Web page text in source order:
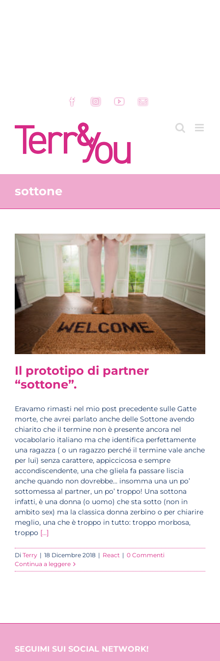
FacebookInstagramYouTubeEmail
sottone
Il prototipo di partner
“sottone”.
Eravamo rimasti nel mio post precedente sulle Gatte
morte, che avrei parlato anche delle Sottone avendo
chiarito che il termine non è presente ancora nel
vocabolario italiano ma che identifica perfettamente
una ragazza ( o un ragazzo perché il termine vale anche
per lui) senza carattere, appiccicosa e sempre
accondiscendente, una che gliela fa passare liscia
anche quando non dovrebbe… insomma una un po’
sottomessa al partner, un po’ troppo! Una sottona
infatti, è una donna (o uomo) che sta sotto (non in
ambito sex) ma la classica donna zerbino o per chiarire
meglio, una che è troppo in tutto: troppo morbosa,
troppo [...]
Di Terry | 18 Dicembre 2018 | React | 0 Commenti
Continua a leggere
SEGUIMI SUI SOCIAL NETWORK!